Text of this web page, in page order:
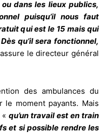
dans les lieux publics,
puisqu’il nous faut
qui est le 15 mais qui
qu’il sera fonctionnel,
le directeur général
des ambulances du
le moment payants. Mais
qu’un travail est en train
et si possible rendre les